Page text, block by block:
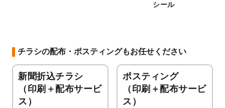
シール
チラシの配布・ポスティングもお任せください
新聞折込チラシ
（印刷＋配布サービ
ス）
ポスティング
（印刷＋配布サービ
ス）